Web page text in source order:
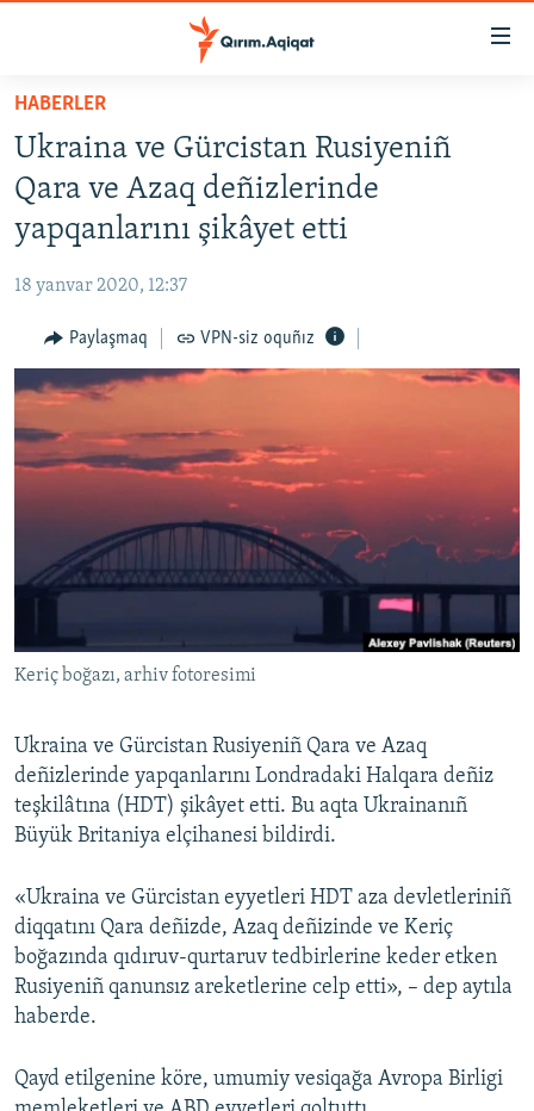
Esas
qaytmaq
Baş
navigatsiyağa
qaytmaq
Qıdıruvğa
qaytmaq
HABERLER
İQTİSADİYAT
MEDENİYET
İNSAN AQLARI
VİDEO
SÜRET
BLOGLAR
Русский
QOŞULIÑIZ!
RFE/RS bütün saytları
HABERLER
Ukraina ve Gürcistan Rusiyeniñ
Qara ve Azaq deñizlerinde
yapqanlarını şikâyet etti
18 yanvar 2020, 12:37
Paylaşmaq VPN-siz oquñız
Keriç boğazı, arhiv fotoresimi
Ukraina ve Gürcistan Rusiyeniñ Qara ve Azaq
deñizlerinde yapqanlarını Londradaki Halqara deñiz
teşkilâtına (HDT) şikâyet etti. Bu aqta Ukrainanıñ
Büyük Britaniya elçihanesi bildirdi.
«Ukraina ve Gürcistan eyyetleri HDT aza devletleriniñ
diqqatını Qara deñizde, Azaq deñizinde ve Keriç
boğazında qıdıruv-qurtaruv tedbirlerine keder etken
Rusiyeniñ qanunsız areketlerine celp etti», – dep aytıla
haberde.
Qayd etilgenine köre, umumiy vesiqağa Avropa Birligi